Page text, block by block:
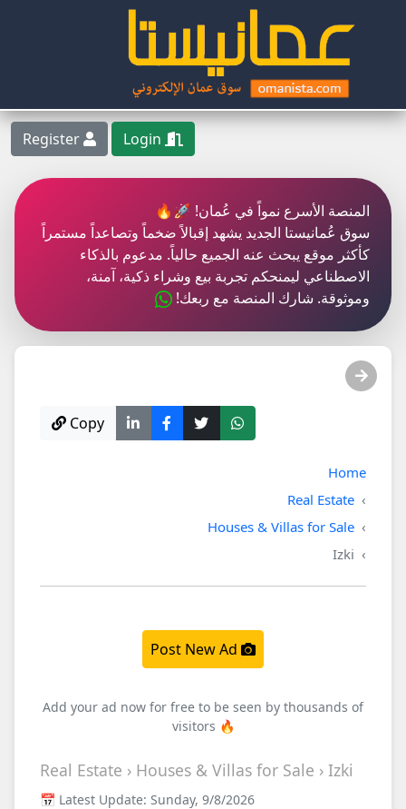
المنصة الأسرع نمواً في عُمان! 🚀🔥
سوق عُمانيستا الجديد يشهد إقبالاً ضخماً وتصاعداً مستمراً
كأكثر موقع يبحث عنه الجميع حالياً. مدعوم بالذكاء
الاصطناعي ليمنحكم تجربة بيع وشراء ذكية، آمنة،
وموثوقة. شارك المنصة مع ربعك!
Copy
Home
Real Estate
Houses & Villas for Sale
Izki
Add your ad now for free to be seen by thousands of
visitors 🔥
Real Estate › Houses & Villas for Sale › Izki
📅 Latest Update: Sunday, 9/8/2026